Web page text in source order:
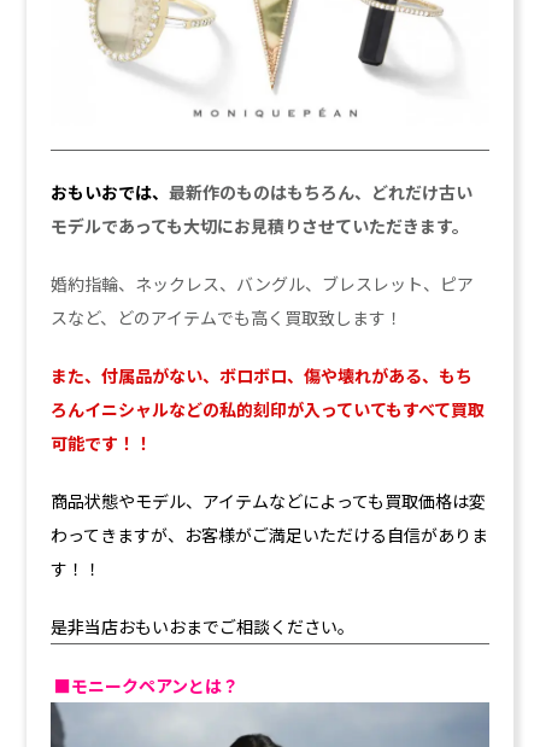
おもいおでは、最新作のものはもちろん、どれだけ古い
モデルであっても大切にお見積りさせていただきます。
婚約指輪、ネックレス、バングル、ブレスレット、ピア
スなど、どのアイテムでも高く買取致します！
また、付属品がない、ボロボロ、傷や壊れがある、もち
ろんイニシャルなどの私的刻印が入っていてもすべて買取
可能です！！
商品状態やモデル、アイテムなどによっても買取価格は変
わってきますが、お客様がご満足いただける自信がありま
す！！
是非当店おもいおまでご相談ください。
■モニークペアンとは？